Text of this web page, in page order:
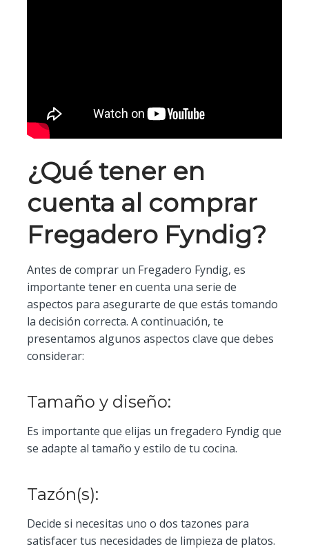
¿Qué tener en
cuenta al comprar
Fregadero Fyndig?
Antes de comprar un Fregadero Fyndig, es
importante tener en cuenta una serie de
aspectos para asegurarte de que estás tomando
la decisión correcta. A continuación, te
presentamos algunos aspectos clave que debes
considerar:
Tamaño y diseño:
Es importante que elijas un fregadero Fyndig que
se adapte al tamaño y estilo de tu cocina.
Tazón(s):
Decide si necesitas uno o dos tazones para
satisfacer tus necesidades de limpieza de platos.